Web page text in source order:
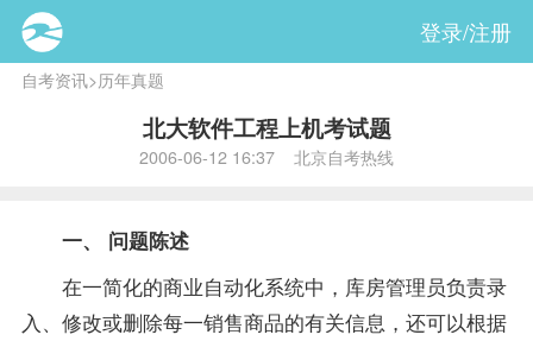
登录/注册
自考资讯>历年真题
北大软件工程上机考试题
2006-06-12 16:37 北京自考热线
一、 问题陈述
在一简化的商业自动化系统中，库房管理员负责录
入、修改或删除每一销售商品的有关信息，还可以根据